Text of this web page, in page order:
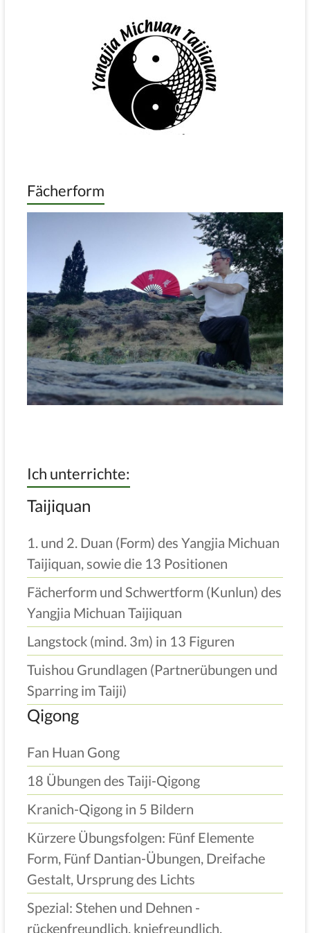
Fächerform
Ich unterrichte:
Taijiquan
1. und 2. Duan (Form) des Yangjia Michuan
Taijiquan, sowie die 13 Positionen
Fächerform und Schwertform (Kunlun) des
Yangjia Michuan Taijiquan
Langstock (mind. 3m) in 13 Figuren
Tuishou Grundlagen (Partnerübungen und
Sparring im Taiji)
Qigong
Fan Huan Gong
18 Übungen des Taiji-Qigong
Kranich-Qigong in 5 Bildern
Kürzere Übungsfolgen: Fünf Elemente
Form, Fünf Dantian-Übungen, Dreifache
Gestalt, Ursprung des Lichts
Spezial: Stehen und Dehnen -
rückenfreundlich, kniefreundlich,